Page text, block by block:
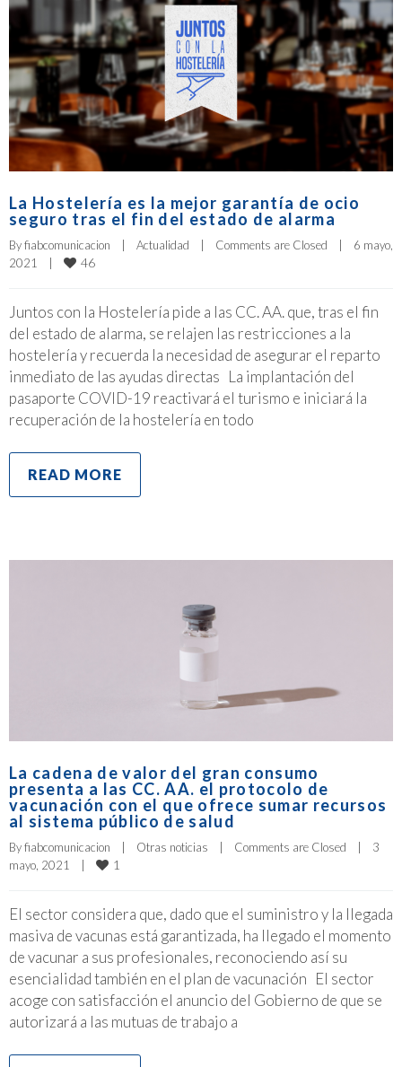
La Hostelería es la mejor garantía de ocio
seguro tras el fin del estado de alarma
By fiabcomunicacion Actualidad Comments are Closed
6 mayo,
2021
46
Juntos con la Hostelería pide a las CC. AA. que, tras el fin
del estado de alarma, se relajen las restricciones a la
hostelería y recuerda la necesidad de asegurar el reparto
inmediato de las ayudas directas La implantación del
pasaporte COVID-19 reactivará el turismo e iniciará la
recuperación de la hostelería en todo
READ MORE
La cadena de valor del gran consumo
presenta a las CC. AA. el protocolo de
vacunación con el que ofrece sumar recursos
al sistema público de salud
By fiabcomunicacion Otras noticias Comments are Closed
3
mayo, 2021
1
El sector considera que, dado que el suministro y la llegada
masiva de vacunas está garantizada, ha llegado el momento
de vacunar a sus profesionales, reconociendo así su
esencialidad también en el plan de vacunación El sector
acoge con satisfacción el anuncio del Gobierno de que se
autorizará a las mutuas de trabajo a